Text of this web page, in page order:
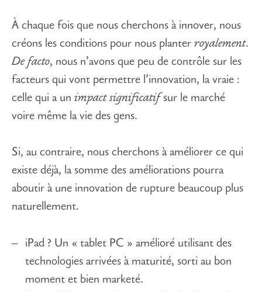
À chaque fois que nous cherchons à innover, nous
créons les conditions pour nous planter royalement.
De facto, nous n’avons que peu de contrôle sur les
facteurs qui vont permettre l’innovation, la vraie :
celle qui a un impact significatifsur le marché
voire même la vie des gens.
Si, au contraire, nous cherchons à améliorer ce qui
existe déjà, la somme des améliorations pourra
aboutir à une innovation de rupture beaucoup plus
naturellement.
iPad ? Un « tablet PC » amélioré utilisant des
technologies arrivées à maturité, sorti au bon
moment et bien marketé.